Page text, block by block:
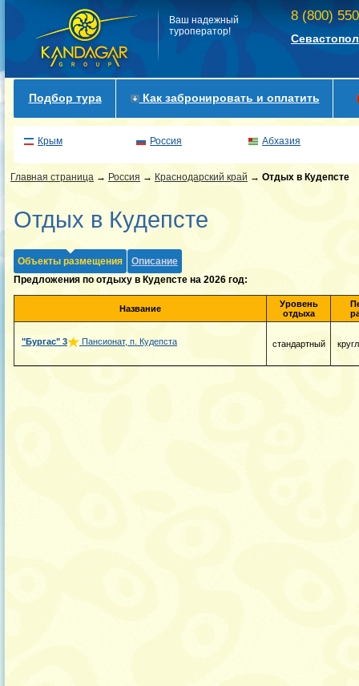
Ваш надежный
туроператор!
8 (800)
Подбор тура Как забронировать и оплатить
Крым Россия Абхазия
Главная страница → Россия → Краснодарский край → Отдых в Кудепсте
Отдых в Кудепсте
Объекты размещения
Описание
Предложения по отдыху в Кудепсте на 2026 год:
Название
Уровень
отдыха
"Бургас" 3 Пансионат, п. Кудепста стандартный